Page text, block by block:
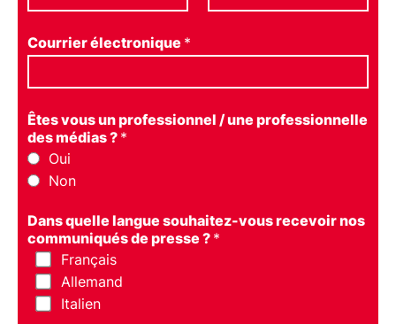
Courrier électronique *
Êtes vous un professionnel / une professionnelle
des médias ? *
Oui
Non
Dans quelle langue souhaitez-vous recevoir nos
communiqués de presse ? *
Français
Allemand
Italien